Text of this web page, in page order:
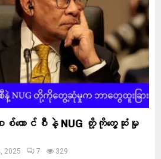
စစ်ကောင်စီနဲ့ NUG တို့ကိုတွေ့ဆုံမှု
2025 7 329